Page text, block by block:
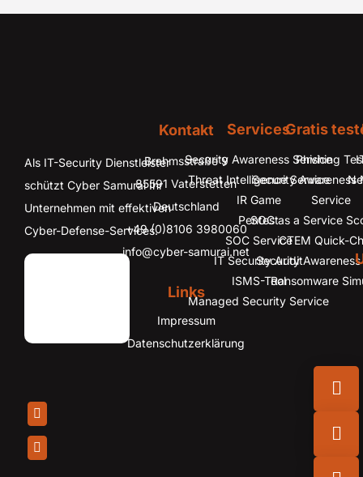
Als IT-Security Dienstleister
schützt Cyber Samurai Ihr
Unternehmen mit effektiven
Cyber-Defense-Services.
Kontakt
Brahmsstraße 9
85591 Vaterstetten
Deutschland
+49 (0)8106 3980060
info@cyber-samurai.net
Links
Impressum
Datenschutzerklärung
Services
Security Awareness Service
Threat Intelligence Service
IR Game
Pentest
SOC Service
IT Security Audit
ISMS-Tool
Managed Security Service
Gratis
Phishing
Security Awareness
Service
SOC as a Service
CTEM Quick-
Security
Ransomware